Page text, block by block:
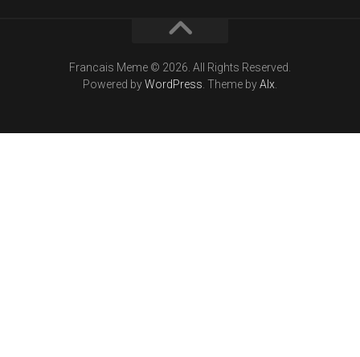
Francais Meme © 2026. All Rights Reserved.
Powered byWordPress . Theme byAlx